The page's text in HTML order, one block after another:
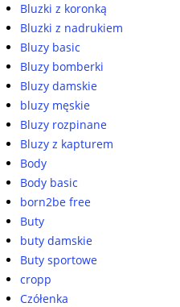
Bluzki z koronką
Bluzki z nadrukiem
Bluzy basic
Bluzy bomberki
Bluzy damskie
bluzy męskie
Bluzy rozpinane
Bluzy z kapturem
Body
Body basic
born2be free
Buty
buty damskie
Buty sportowe
cropp
Czółenka